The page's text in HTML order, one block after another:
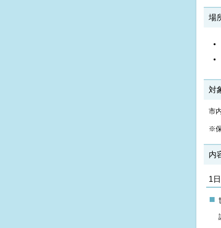
場
対
市
※
内
1